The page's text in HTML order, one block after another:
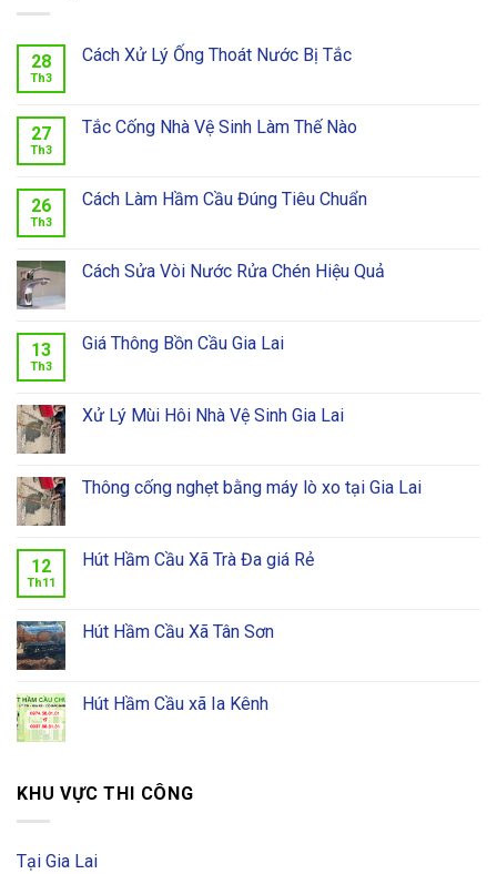
28
Th3
Cách Xử Lý Ống Thoát Nước Bị Tắc
27
Th3
Tắc Cống Nhà Vệ Sinh Làm Thế Nào
26
Th3
Cách Làm Hầm Cầu Đúng Tiêu Chuẩn
Cách Sửa Vòi Nước Rửa Chén Hiệu Quả
13
Th3
Giá Thông Bồn Cầu Gia Lai
Xử Lý Mùi Hôi Nhà Vệ Sinh Gia Lai
Thông cống nghẹt bằng máy lò xo tại Gia Lai
12
Th11
Hút Hầm Cầu Xã Trà Đa giá Rẻ
Hút Hầm Cầu Xã Tân Sơn
Hút Hầm Cầu xã Ia Kênh
KHU VỰC THI CÔNG
Tại Gia Lai